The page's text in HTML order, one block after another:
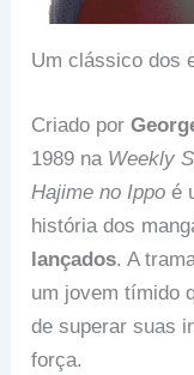
Um clássico dos
Criado por
1989 na Weekly
Hajime no Ippo é
história dos
lançados. A
um jovem tímido
de superar suas
força.